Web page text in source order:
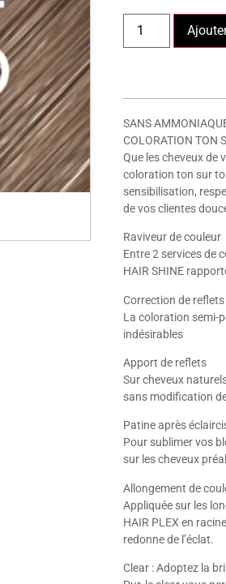
SANS
COLORATION TON
Que les cheveux de
coloration ton sur
sensibilisation,
de vos clientes
Raviveur de couleur
Entre 2 services de
HAIR SHINE
Correction de reflets
La coloration semi-
indésirables
Apport de reflets
Sur cheveux
sans modification
Patine après
Pour sublimer vos
sur les cheveux
Allongement de
Appliquée sur les
HAIR PLEX en
redonne de l’éclat.
Clear : Adoptez la